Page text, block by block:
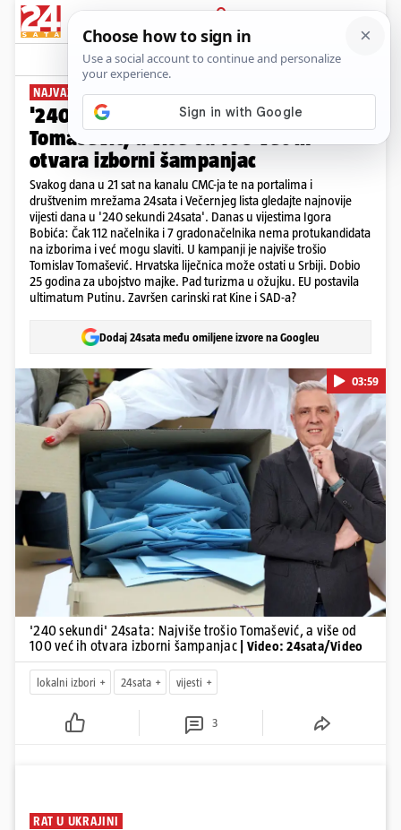
PRIJAVA
News Komentari
NAJVAŽNIJE VIJESTI DANA
'240 sekundi' 24sata: Najviše trošio
Tomašević, a više od 100 već ih
otvara izborni šampanjac
Svakog dana u 21 sat na kanalu CMC-ja te na portalima i
društvenim mrežama 24sata i Večernjeg lista gledajte najnovije
vijesti dana u '240 sekundi 24sata'. Danas u vijestima Igora
Bobića: Čak 112 načelnika i 7 gradonačelnika nema protukandidata
na izborima i već mogu slaviti. U kampanji je najviše trošio
Tomislav Tomašević. Hrvatska liječnica može ostati u Srbiji. Dobio
25 godina za ubojstvo majke. Pad turizma u ožujku. EU postavila
ultimatum Putinu. Završen carinski rat Kine i SAD-a?
Dodaj 24sata među omiljene izvore na Googleu
Pokretanje videa...
03:59
'240 sekundi' 24sata: Najviše trošio Tomašević, a više od
100 već ih otvara izborni šampanjac
| Video: 24sata/Video
lokalni izbori 24sata vijesti
3
RAT U UKRAJINI